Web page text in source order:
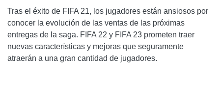
Tras el éxito de FIFA 21, los jugadores están ansiosos por
conocer la evolución de las ventas de las próximas
entregas de la saga. FIFA 22 y FIFA 23 prometen traer
nuevas características y mejoras que seguramente
atraerán a una gran cantidad de jugadores.